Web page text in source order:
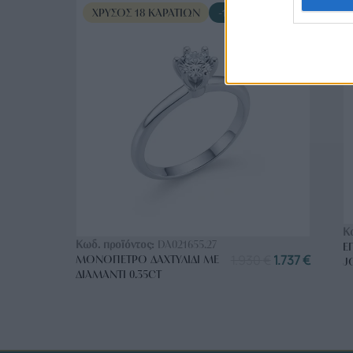
ΧΡΥΣΌΣ 18 ΚΑΡΑΤΊΩΝ -10%
Κωδ. προϊόντος: DA021655.27
ΜΟΝΌΠΕΤΡΟ ΔΑΧΤΥΛΊΔΙ ΜΕ
ΔΙΑΜΆΝΤΙ 0.35CT
1.737€